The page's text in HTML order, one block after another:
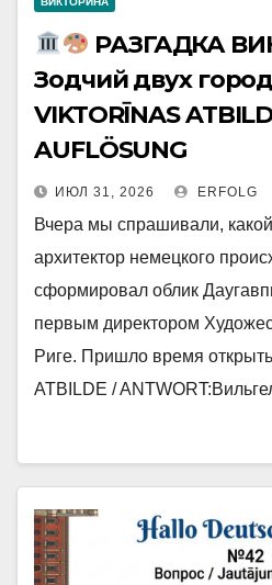
РАЗГАДКА
Зодчий двух
VIKTORĪNAS
AUFLÖSUNG
ИЮЛ 31, 2026 ERFOLG
Вчера мы спрашивали,
архитектор немецкого
сформировал облик
первым директором
Риге. Пришло время
ATBILDE /